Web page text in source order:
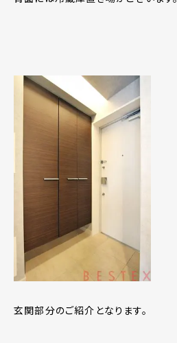
玄関部分のご紹介となります。